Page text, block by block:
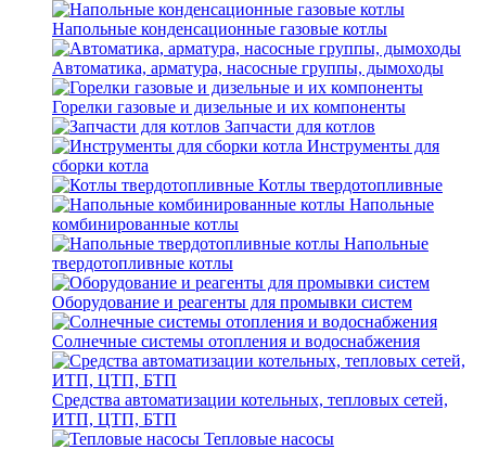
Напольные конденсационные газовые котлы
Автоматика, арматура, насосные группы, дымоходы
Горелки газовые и дизельные и их компоненты
Запчасти для котлов
Инструменты для
сборки котла
Котлы твердотопливные
Напольные
комбинированные котлы
Напольные
твердотопливные котлы
Оборудование и реагенты для промывки систем
Солнечные системы отопления и водоснабжения
Средства автоматизации котельных, тепловых сетей,
ИТП, ЦТП, БТП
Тепловые насосы